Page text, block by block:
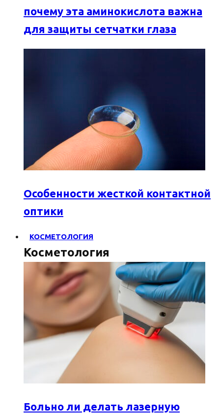
почему эта аминокислота важна
для защиты сетчатки глаза
Особенности жесткой контактной
оптики
КОСМЕТОЛОГИЯ
Косметология
Больно ли делать лазерную